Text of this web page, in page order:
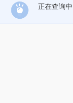
正在查询